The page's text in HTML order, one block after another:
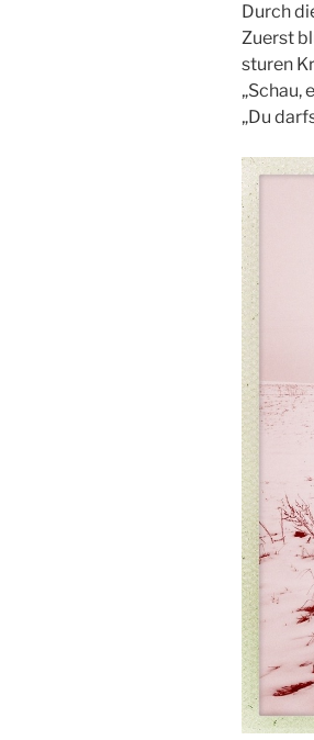
Durch
Zuerst
sturen
„Schau,
„Du